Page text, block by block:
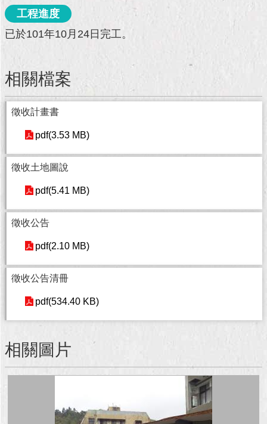
與
民
活
動
覽
English
常
問
答
工程進度
已於101年10月24日完工。
相關檔案
徵收計畫書
pdf(3.53 MB)
徵收土地圖說
pdf(5.41 MB)
徵收公告
pdf(2.10 MB)
徵收公告清冊
pdf(534.40 KB)
相關圖片